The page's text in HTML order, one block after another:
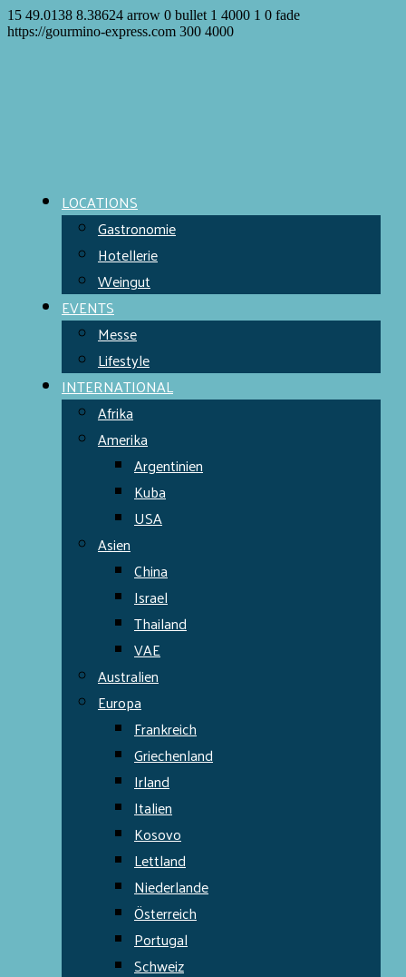
15 49.0138 8.38624 arrow 0 bullet 1 4000 1 0 fade
https://gourmino-express.com 300 4000
LOCATIONS
Gastronomie
Hotellerie
Weingut
EVENTS
Messe
Lifestyle
INTERNATIONAL
Afrika
Amerika
Argentinien
Kuba
USA
Asien
China
Israel
Thailand
VAE
Australien
Europa
Frankreich
Griechenland
Irland
Italien
Kosovo
Lettland
Niederlande
Österreich
Portugal
Schweiz